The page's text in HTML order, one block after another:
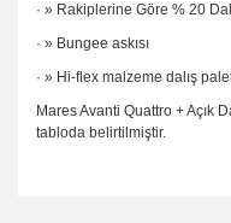
· » Rakiplerine Göre % 20
· » Bungee askısı
· » Hi-flex malzeme dalış
Mares Avanti Quattro + Açık
tabloda belirtilmiştir.